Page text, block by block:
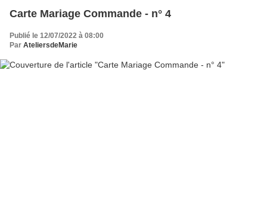
Carte Mariage Commande - n° 4
Publié le 12/07/2022 à 08:00
Par AteliersdeMarie